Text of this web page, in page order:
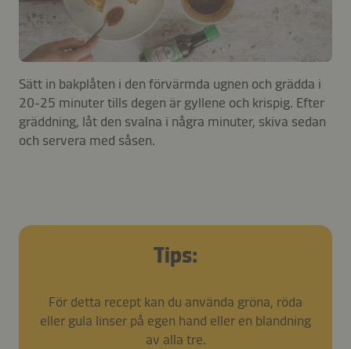
Sätt in bakplåten i den förvärmda ugnen och grädda i
20-25 minuter tills degen är gyllene och krispig. Efter
gräddning, låt den svalna i några minuter, skiva sedan
och servera med såsen.
Tips:
För detta recept kan du använda gröna, röda
eller gula linser på egen hand eller en blandning
av alla tre.